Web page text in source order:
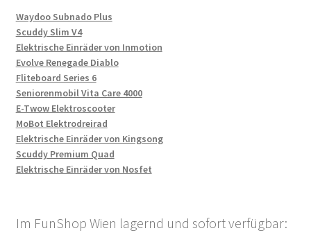
Waydoo Subnado Plus
Scuddy Slim V4
Elektrische Einräder von Inmotion
Evolve Renegade Diablo
Fliteboard Series 6
Seniorenmobil Vita Care 4000
E-Twow Elektroscooter
MoBot Elektrodreirad
Elektrische Einräder von Kingsong
Scuddy Premium Quad
Elektrische Einräder von Nosfet
Im FunShop Wien lagernd und sofort verfügbar: